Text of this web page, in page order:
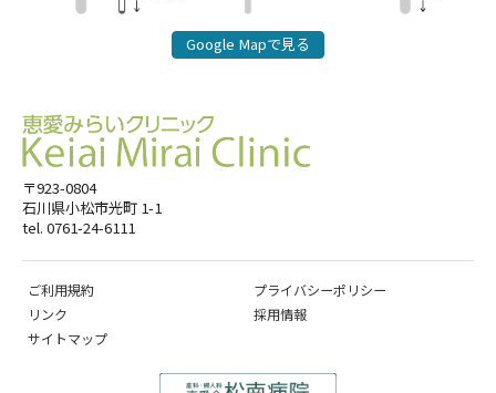
〒923-0804
石川県小松市光町 1-1
tel. 0761-24-6111
ご利用規約
プライバシーポリシー
リンク
採用情報
サイトマップ
Google Mapで見る